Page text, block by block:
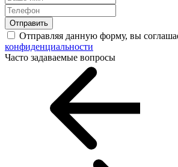
Отправить
Отправляя данную форму, вы
конфиденциальности
Часто задаваемые вопросы